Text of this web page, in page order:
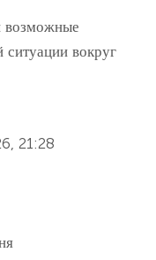
возможные
ситуации вокруг
21:28